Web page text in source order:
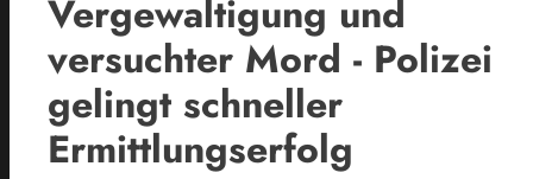
Vergewaltigung und
versuchter Mord - Polizei
gelingt schneller
Ermittlungserfolg